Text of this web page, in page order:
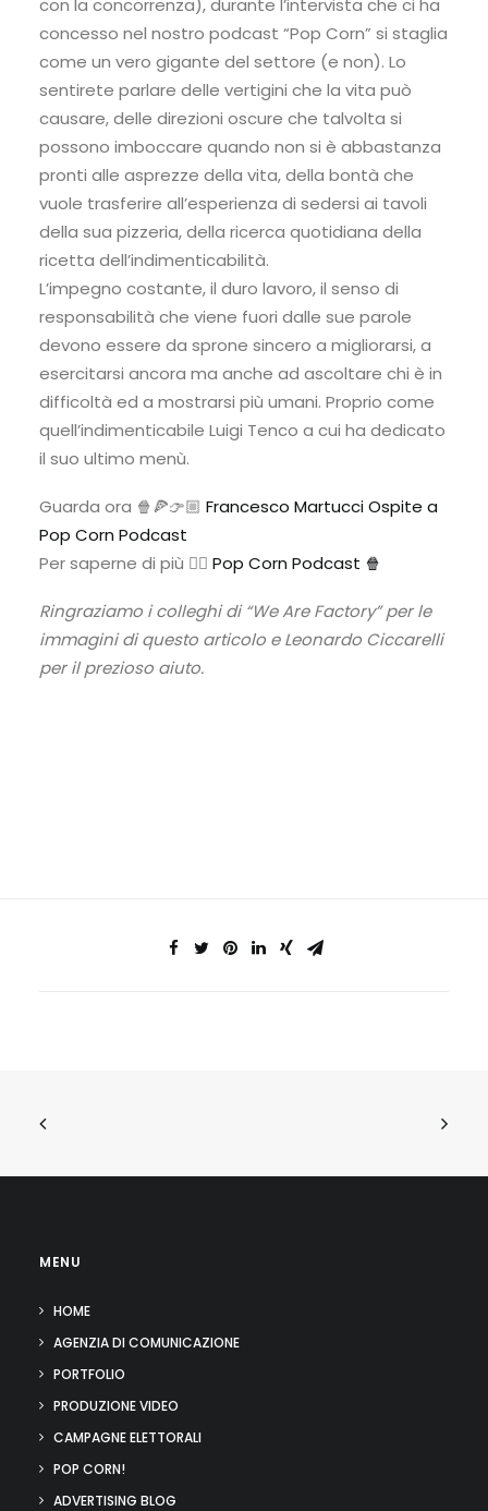
con la concorrenza), durante l’intervista che ci ha
concesso nel nostro podcast “Pop Corn” si staglia
come un vero gigante del settore (e non). Lo
sentirete parlare delle vertigini che la vita può
causare, delle direzioni oscure che talvolta si
possono imboccare quando non si è abbastanza
pronti alle asprezze della vita, della bontà che
vuole trasferire all’esperienza di sedersi ai tavoli
della sua pizzeria, della ricerca quotidiana della
ricetta dell’indimenticabilità.
L’impegno costante, il duro lavoro, il senso di
responsabilità che viene fuori dalle sue parole
devono essere da sprone sincero a migliorarsi, a
esercitarsi ancora ma anche ad ascoltare chi è in
difficoltà ed a mostrarsi più umani. Proprio come
quell’indimenticabile Luigi Tenco a cui ha dedicato
il suo ultimo menù.
Guarda ora 🍿🍕👉🏼 Francesco Martucci Ospite a
Pop Corn Podcast
Per saperne di più 👉🏼 Pop Corn Podcast 🍿
Ringraziamo i colleghi di “We Are Factory” per le
immagini di questo articolo e Leonardo Ciccarelli
per il prezioso aiuto.
MENU
HOME
AGENZIA DI COMUNICAZIONE
PORTFOLIO
PRODUZIONE VIDEO
CAMPAGNE ELETTORALI
POP CORN!
ADVERTISING BLOG